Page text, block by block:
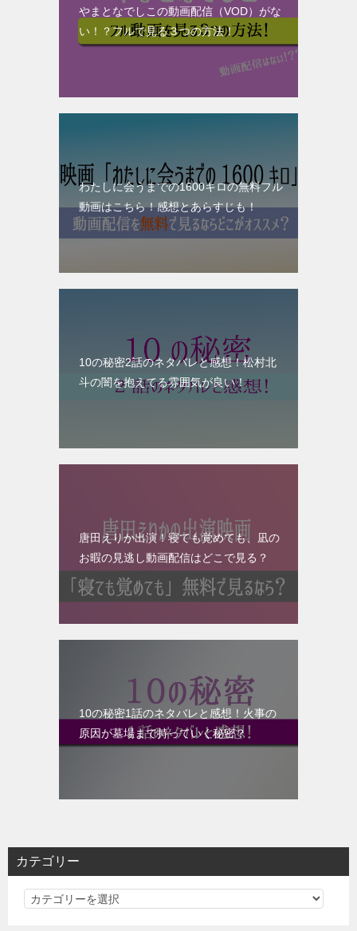
やまとなでしこの動画配信（VOD）がな
い！？フルで見る３つの方法！
わたしに会うまでの1600キロの無料フル
動画はこちら！感想とあらすじも！
10の秘密2話のネタバレと感想！松村北
斗の闇を抱えてる雰囲気が良い！
唐田えりか出演！寝ても覚めても、凪の
お暇の見逃し動画配信はどこで見る？
10の秘密1話のネタバレと感想！火事の
原因が墓場まで持っていく秘密？
カテゴリー
カ